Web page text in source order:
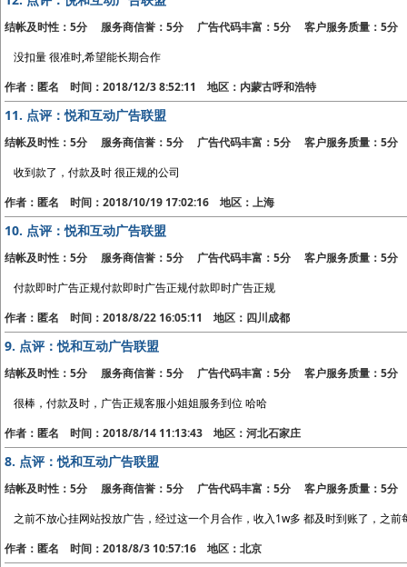
结帐及时性：5分 服务商信誉：5分 广告代码丰富：5分 客户服务质量：5分
没扣量 很准时,希望能长期合作
作者：匿名 时间：2018/12/3 8:52:11 地区：内蒙古呼和浩特
11. 点评：悦和互动广告联盟
结帐及时性：5分 服务商信誉：5分 广告代码丰富：5分 客户服务质量：5分
收到款了，付款及时 很正规的公司
作者：匿名 时间：2018/10/19 17:02:16 地区：上海
10. 点评：悦和互动广告联盟
结帐及时性：5分 服务商信誉：5分 广告代码丰富：5分 客户服务质量：5分
付款即时广告正规付款即时广告正规付款即时广告正规
作者：匿名 时间：2018/8/22 16:05:11 地区：四川成都
9. 点评：悦和互动广告联盟
结帐及时性：5分 服务商信誉：5分 广告代码丰富：5分 客户服务质量：5分
很棒，付款及时，广告正规客服小姐姐服务到位 哈哈
作者：匿名 时间：2018/8/14 11:13:43 地区：河北石家庄
8. 点评：悦和互动广告联盟
结帐及时性：5分 服务商信誉：5分 广告代码丰富：5分 客户服务质量：5分
之前不放心挂网站投放广告，经过这一个月合作，收入1w多 都及时到账了，之
作者：匿名 时间：2018/8/3 10:57:16 地区：北京